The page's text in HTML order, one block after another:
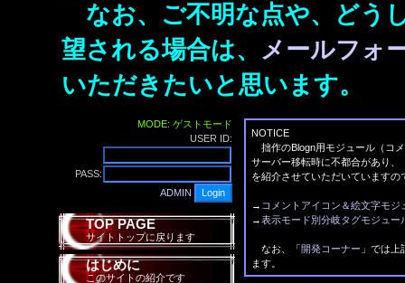
なお、ご不明な点や、どう
望される場合は、 メールフォ
いただきたいと思います。
MODE: ゲストモード
USER ID:
PASS:
ADMIN
TOP PAGE
サイトトップに戻ります
はじめに
このサイトの紹介です
NOTICE
拙作のBlogn用モジュール（コ
サーバー移転時に不都合があり
を紹介させていただいていますの
→ コメントアイコン＆絵文字モジ
→表示モード別分岐タグモジュー
なお、「開発コーナー 」では
ます。